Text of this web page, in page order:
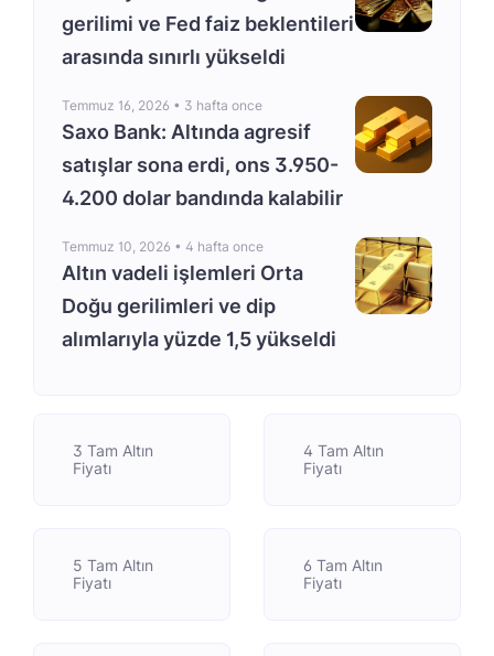
gerilimi ve Fed faiz beklentileri
arasında sınırlı yükseldi
Temmuz 16, 2026 • 3 hafta once
Saxo Bank: Altında agresif
satışlar sona erdi, ons 3.950-
4.200 dolar bandında kalabilir
Temmuz 10, 2026 • 4 hafta once
Altın vadeli işlemleri Orta
Doğu gerilimleri ve dip
alımlarıyla yüzde 1,5 yükseldi
3 Tam Altın
Fiyatı
4 Tam Altın
Fiyatı
5 Tam Altın
Fiyatı
6 Tam Altın
Fiyatı